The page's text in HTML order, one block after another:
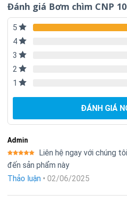
Đánh giá Bơm chìm CNP
5
4
3
2
1
ĐÁNH GIÁ
Admin
Được xếp
hạng
55
Liên hệ ngay với chúng
đến sản phẩm này
Thảo luận • 02/06/2025